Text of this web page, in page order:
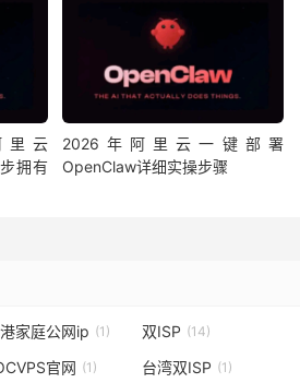
里云
拥有
2026年阿里云一键部署
OpenClaw详细实操步骤
家庭公网ip (1) 双ISP (14)
官网 (1) 台湾双ISP (1)